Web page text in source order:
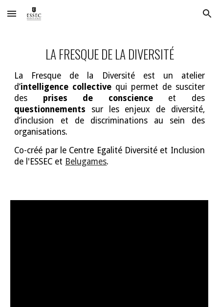
Skip to main content Skip to navigation
LA FRESQUE DE LA DIVERSITÉ
La Fresque de la Diversité est un atelier
d’intelligence collective qui permet de susciter
des prises de conscienceet des
questionnements sur les enjeux de diversité,
d’inclusion et de discriminations au sein des
organisations.
Co-créé par le Centre Egalité Diversité et Inclusion
de l'ESSEC et Belugames.